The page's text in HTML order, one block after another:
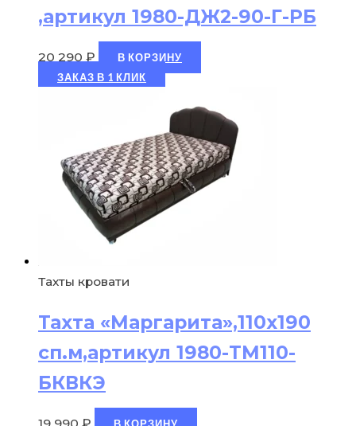
,артикул 1980-ДЖ2-90-Г-РБ
20 290 ₽
В КОРЗИНУ
ЗАКАЗ В 1 КЛИК
Тахты кровати
Тахта «Маргарита»,110х190
сп.м,артикул 1980-ТМ110-
БКВКЭ